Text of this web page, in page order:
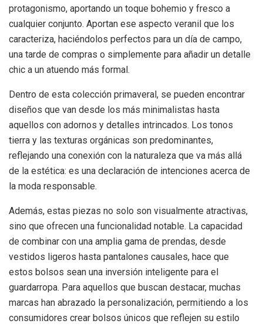
protagonismo, aportando un toque bohemio y fresco a
cualquier conjunto. Aportan ese aspecto veranil que los
caracteriza, haciéndolos perfectos para un día de campo,
una tarde de compras o simplemente para añadir un detalle
chic a un atuendo más formal.
Dentro de esta colección primaveral, se pueden encontrar
diseños que van desde los más minimalistas hasta
aquellos con adornos y detalles intrincados. Los tonos
tierra y las texturas orgánicas son predominantes,
reflejando una conexión con la naturaleza que va más allá
de la estética: es una declaración de intenciones acerca de
la moda responsable.
Además, estas piezas no solo son visualmente atractivas,
sino que ofrecen una funcionalidad notable. La capacidad
de combinar con una amplia gama de prendas, desde
vestidos ligeros hasta pantalones causales, hace que
estos bolsos sean una inversión inteligente para el
guardarropa. Para aquellos que buscan destacar, muchas
marcas han abrazado la personalización, permitiendo a los
consumidores crear bolsos únicos que reflejen su estilo